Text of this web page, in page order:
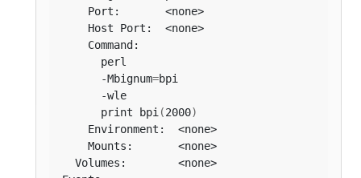
      -Mbignum
=
      print bpi
(2000)